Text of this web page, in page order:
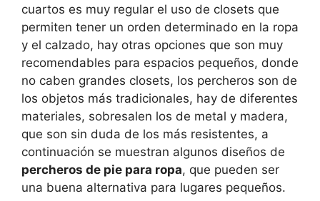
cuartos es muy regular el uso de closets que
permiten tener un orden determinado en la ropa
y el calzado, hay otras opciones que son muy
recomendables para espacios pequeños, donde
no caben grandes closets, los percheros son de
los objetos más tradicionales, hay de diferentes
materiales, sobresalen los de metal y madera,
que son sin duda de los más resistentes, a
continuación se muestran algunos diseños de
percheros de pie para ropa, que pueden ser
una buena alternativa para lugares pequeños.